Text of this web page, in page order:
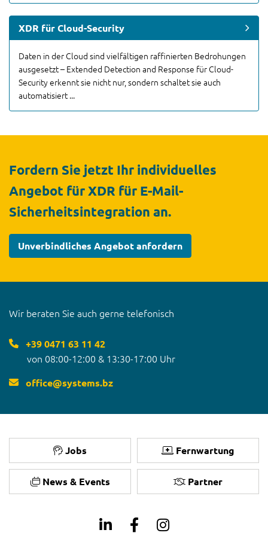
XDR für Cloud-Security
Daten in der Cloud sind vielfältigen raffinierten Bedrohungen
ausgesetzt – Extended Detection and Response für Cloud-
Security erkennt sie nicht nur, sondern schaltet sie auch
automatisiert ...
Fordern Sie jetzt Ihr individuelles
Angebot für XDR für E-Mail-
Sicherheitsintegration an.
Unverbindliches Angebot anfordern
Wir beraten Sie auch gerne telefonisch
+39 0471 63 11 42
von 08:00-12:00 & 13:30-17:00 Uhr
office@systems.bz
Jobs Fernwartung
News & Events Partner